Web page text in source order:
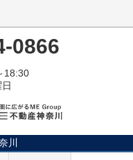
0866
18:30
川